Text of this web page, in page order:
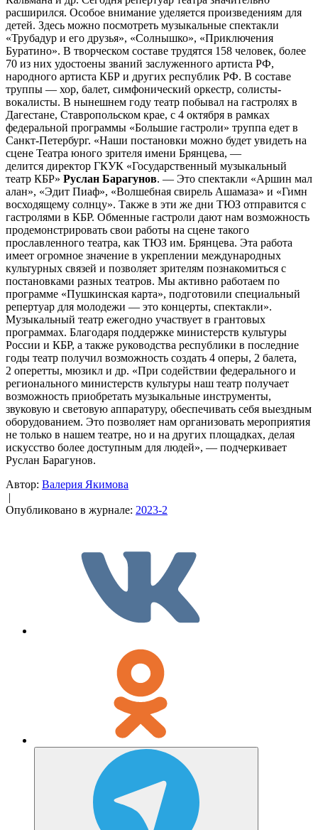
расширился. Особое внимание уделяется произведениям для
детей. Здесь можно посмотреть музыкальные спектакли
«Трубадур и его друзья», «Солнышко», «Приключения
Буратино». В творческом составе трудятся 158 человек, более
70 из них удостоены званий заслуженного артиста РФ,
народного артиста КБР и других республик РФ. В составе
труппы — хор, балет, симфонический оркестр, солисты-
вокалисты. В нынешнем году театр побывал на гастролях в
Дагестане, Ставропольском крае, с 4 октября в рамках
федеральной программы «Большие гастроли» труппа едет в
Санкт-Петербург. «Наши постановки можно будет увидеть на
сцене Театра юного зрителя имени Брянцева, —
делится директор ГКУК «Государственный музыкальный
театр КБР» Руслан Барагунов. — Это спектакли «Аршин мал
алан», «Эдит Пиаф», «Волшебная свирель Ашамаза» и «Гимн
восходящему солнцу». Также в эти же дни ТЮЗ отправится с
гастролями в КБР. Обменные гастроли дают нам возможность
продемонстрировать свои работы на сцене такого
прославленного театра, как ТЮЗ им. Брянцева. Эта работа
имеет огромное значение в укреплении международных
культурных связей и позволяет зрителям познакомиться с
постановками разных театров. Мы активно работаем по
программе «Пушкинская карта», подготовили специальный
репертуар для молодежи — это концерты, спектакли».
Музыкальный театр ежегодно участвует в грантовых
программах. Благодаря поддержке министерств культуры
России и КБР, а также руководства республики в последние
годы театр получил возможность создать 4 оперы, 2 балета,
2 оперетты, мюзикл и др. «При содействии федерального и
регионального министерств культуры наш театр получает
возможность приобретать музыкальные инструменты,
звуковую и световую аппаратуру, обеспечивать себя выездным
оборудованием. Это позволяет нам организовать мероприятия
не только в нашем театре, но и на других площадках, делая
искусство более доступным для людей», — подчеркивает
Руслан Барагунов.
Автор: Валерия Якимова
|
Опубликовано в журнале: 2023-2